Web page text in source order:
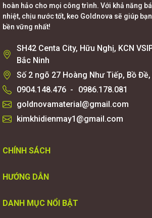
hoàn hảo cho mọi công trình. Với khả năng
nhiệt, chịu nước tốt, keo Goldnova sẽ giúp
bền vững nhất!
SH42 Centa City, Hữu Nghị, KCN
Bắc Ninh
Số 2 ngõ 27 Hoàng Như Tiếp, Bồ
0904.148.476 -
0986.178.081
goldnovamaterial@gmail.com
kimkhidienmay1@gmail.com
CHÍNH SÁCH
HƯỚNG DẪN
DANH MỤC NỔI BẬT